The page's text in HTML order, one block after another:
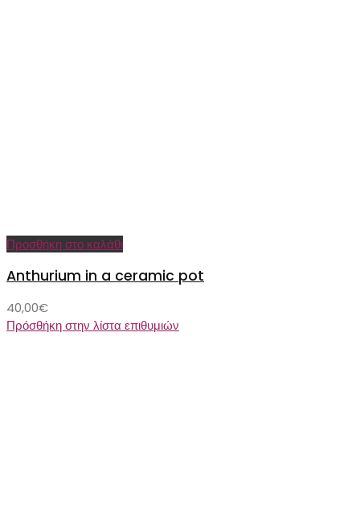
Προσθήκη στο καλάθι
Anthurium in a ceramic pot
40,00€
Πρόσθήκη στην λίστα επιθυμιών